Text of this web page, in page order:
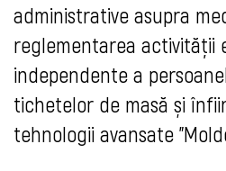
administrative asupra
reglementarea activității
independente a
tichetelor de masă și
tehnologii avansate